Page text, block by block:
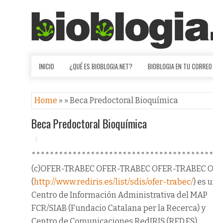
INICIO ¿QUÉ ES BIOBLOGIA.NET? BIOBLOGIA EN TU CORREO
Home » » Beca Predoctoral Bioquímica
Beca Predoctoral Bioquímica
(c)OFER-TRABEC OFER-TRABEC OFER-TRABEC
(http://www.rediris.es/list/sdis/ofer-trabec/) es
Centro de Información Administrativa del MAP
FCR/SIAB (Fundacio Catalana per la Recerca) y